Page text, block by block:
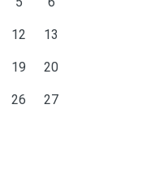
12 13
19 20
26 27